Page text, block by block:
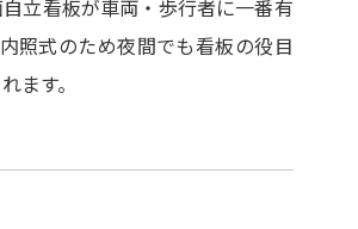
立看板が車両・歩行者に一番有
照式のため夜間でも看板の役目
ます。